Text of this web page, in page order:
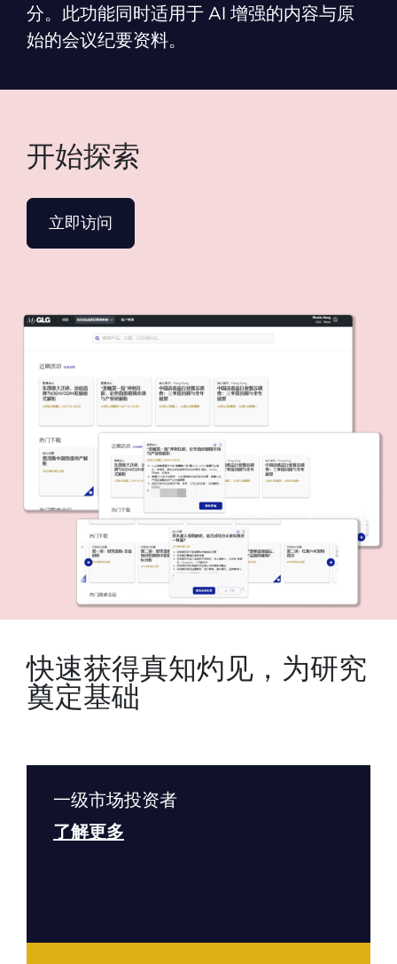
分。此功能同时适用于 AI 增强的内容与原
始的会议纪要资料。
开始探索
立即访问
快速获得真知灼见，为研究
奠定基础
一级市场投资者
了解更多